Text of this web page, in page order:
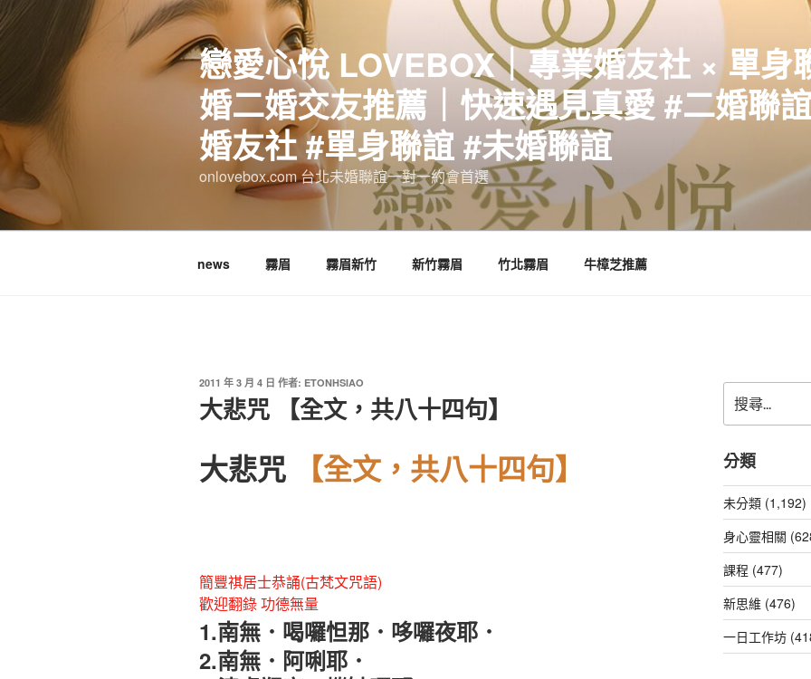
跳
至
容
戀愛心悅 LOVEBOX｜專業婚友社 × 單身
婚二婚交友推薦｜快速遇見真愛 #二婚聯
婚友社 #單身聯誼 #未婚聯誼
onlovebox.com 台北未婚聯誼一對一約會首選
news 霧眉 霧眉新竹 新竹霧眉 竹北霧眉 牛樟芝推薦
發
於
2011 年 3 月 4 日 作者: ETONHSIAO
大悲咒 【全文，共八十四句】
大悲咒 【全文，共八十四句】
簡豐祺居士恭誦(古梵文咒語)
歡迎翻錄 功德無量
1.南無 ． 喝囉怛那 ． 哆囉夜耶．
2.南無 ． 阿唎耶 ．
尋
關
鍵
字:
分類
未分類 (1,192)
身心靈相關
課程 (477)
新思維 (476)
一日工作坊